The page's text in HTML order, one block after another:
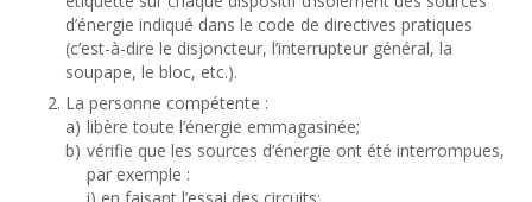
d’énergie indiqué dans le code de directives pratiques
(c’est-à-dire le disjoncteur, l’interrupteur général, la
soupape, le bloc, etc.).
La personne compétente :
a) libère toute l’énergie emmagasinée;
b) vérifie que les sources d’énergie ont été interrompues,
par exemple :